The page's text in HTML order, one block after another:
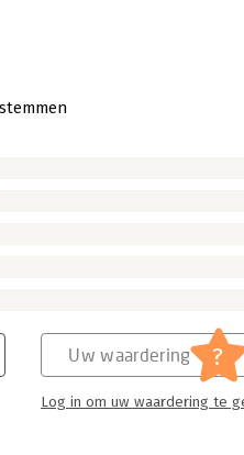
Uw waardering ?
Log in om uw waardering te